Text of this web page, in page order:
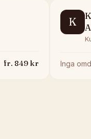
fr. 849kr
K
Inga